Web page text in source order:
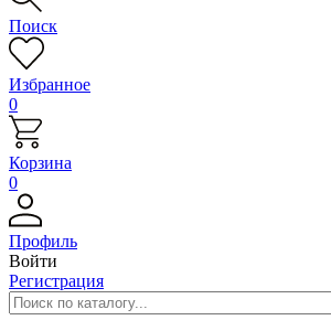
Поиск
Избранное
0
Корзина
0
Профиль
Войти
Регистрация